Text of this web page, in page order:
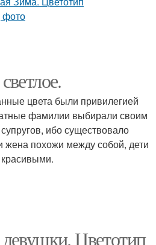
цвета были привилегией
фамилии выбирали своим
ибо существовало
жена похожи между собой, дети
Цветотип